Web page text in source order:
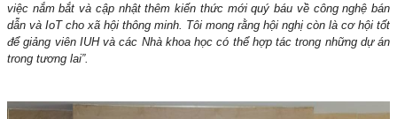
việc nắm bắt và cập nhật thêm kiến thức mới quý báu về công nghệ bán
dẫn và IoT cho xã hội thông minh. Tôi mong rằng hội nghị còn là cơ hội tốt
để giảng viên IUH và các Nhà khoa học có thể hợp tác trong những dự án
trong tương lai”.